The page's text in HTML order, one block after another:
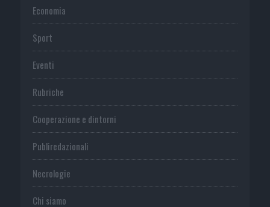
Economia
Sport
Eventi
Rubriche
Cooperazione e dintorni
Publiredazionali
Necrologie
Chi siamo